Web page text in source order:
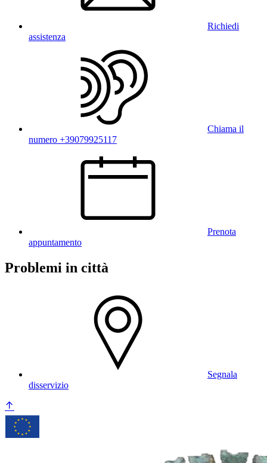
Richiedi
assistenza
Chiama il
numero +39079925117
Prenota
appuntamento
Problemi in città
Segnala
disservizio